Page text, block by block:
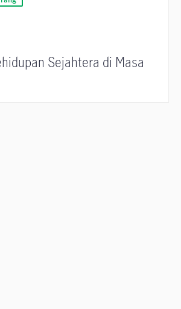
Sejahtera di Masa